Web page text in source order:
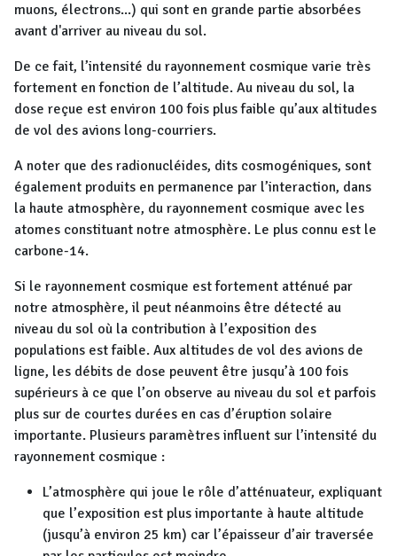
muons, électrons...) qui sont en grande partie absorbées
avant d'arriver au niveau du sol.
De ce fait, l’intensité du rayonnement cosmique varie très
fortement en fonction de l’altitude. Au niveau du sol, la
dose reçue est environ 100 fois plus faible qu’aux altitudes
de vol des avions long-courriers.
A noter que des radionucléides, dits cosmogéniques, sont
également produits en permanence par l’interaction, dans
la haute atmosphère, du rayonnement cosmique avec les
atomes constituant notre atmosphère. Le plus connu est le
carbone-14.
Si le rayonnement cosmique est fortement atténué par
notre atmosphère, il peut néanmoins être détecté au
niveau du sol où la contribution à l’exposition des
populations est faible. Aux altitudes de vol des avions de
ligne, les débits de dose peuvent être jusqu’à 100 fois
supérieurs à ce que l’on observe au niveau du sol et parfois
plus sur de courtes durées en cas d’éruption solaire
importante. Plusieurs paramètres influent sur l’intensité du
rayonnement cosmique :
L’atmosphère qui joue le rôle d’atténuateur, expliquant
que l’exposition est plus importante à haute altitude
(jusqu’à environ 25 km) car l’épaisseur d’air traversée